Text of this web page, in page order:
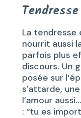
La tendresse
nourrit aussi
parfois plus
discours. Un
posée sur
s’attarde,
l’amour
: “tu es